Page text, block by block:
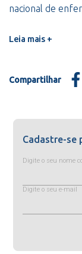
nacional de
Leia mais +
Compartilhar
Cadastre-se
Digite o seu nome
Digite o seu e-mail